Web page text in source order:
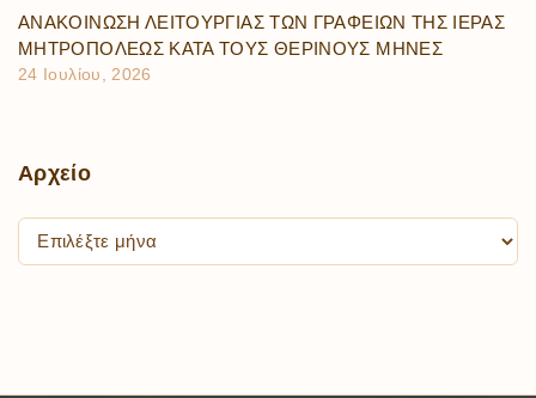
ΑΝΑΚΟΙΝΩΣΗ ΛΕΙΤΟΥΡΓΙΑΣ ΤΩΝ ΓΡΑΦΕΙΩΝ ΤΗΣ ΙΕΡΑΣ
ΜΗΤΡΟΠΟΛΕΩΣ ΚΑΤΑ ΤΟΥΣ ΘΕΡΙΝΟΥΣ ΜΗΝΕΣ
24 Ιουλίου, 2026
Αρχείο